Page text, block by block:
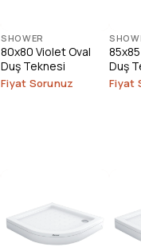
SHOWER
80x80 Violet Oval
Duş Teknesi
Fiyat Sorunuz
Duş
Fiyat